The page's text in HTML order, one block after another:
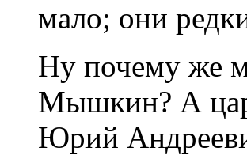
мало; они
Ну почему же
Мышкин? А
Юрий